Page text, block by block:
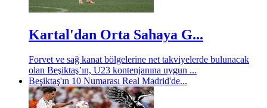
Kartal'dan Orta Sahaya G...
Forvet ve sağ kanat bölgelerine net takviyelerde bulunacak
olan Beşiktaş’ın, U23 kontenjanına uygun ...
Beşiktaş'ın 10 Numarası Real Madrid'de...